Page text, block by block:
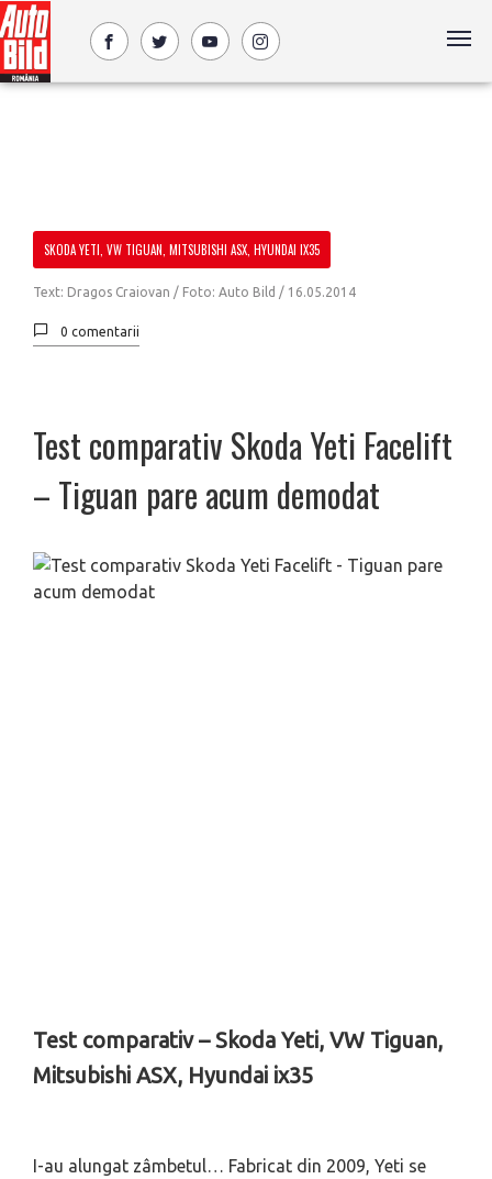
SKODA YETI, VW TIGUAN, MITSUBISHI ASX, HYUNDAI IX35
Text: Dragos Craiovan / Foto: Auto Bild / 16.05.2014
0 comentarii
Test comparativ Skoda Yeti Facelift
– Tiguan pare acum demodat
Test comparativ – Skoda Yeti, VW Tiguan,
Mitsubishi ASX, Hyundai ix35
I-au alungat zâmbetul… Fabricat din 2009, Yeti se